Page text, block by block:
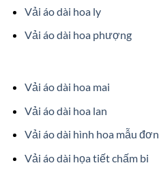
Vải áo dài hoa ly
Vải áo dài hoa phượng
Vải áo dài hoa mai
Vải áo dài hoa lan
Vải áo dài hình hoa mẫu đơn
Vải áo dài họa tiết chấm bi